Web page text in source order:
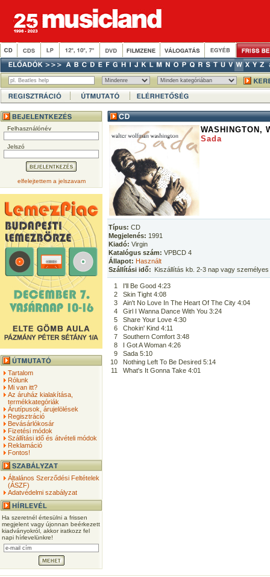
Felhasználónév
Jelszó
elfelejtettem a jelszavam
Tartalom
Rólunk
Mi van itt?
Az áruház kialakítása,
termékkategóriák
Árutípusok, árujelölések
Regisztráció
Bevásárlókosár
Fizetési módok
Szállítási idő és átvételi módok
Reklamáció
Fontos!
Általános Szerződési Feltételek
(ÁSZF)
Adatvédelmi szabályzat
Ha szeretnél értesülni a frissen
megjelent vagy újonnan beérkezett
kiadványokról, akkor iratkozz fel
napi hírlevelünkre!
WASHINGTON,
Sada
Típus: CD
Megjelenés: 1991
Kiadó: Virgin
Katalógus szám: VPBCD 4
Állapot: Használt
Szállítási idő: Kiszállítás kb. 2-3 nap vagy
1
I'll Be Good 4:23
2
Skin Tight 4:08
3
Ain't No Love In The Heart Of The City 4:04
4
Girl I Wanna Dance With You 3:24
5
Share Your Love 4:30
6
Chokin' Kind 4:11
7
Southern Comfort 3:48
8
I Got A Woman 4:26
9
Sada 5:10
10
Nothing Left To Be Desired 5:14
11
What's It Gonna Take 4:01